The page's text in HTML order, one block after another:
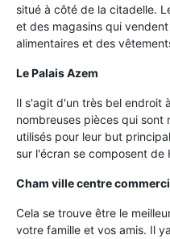
situé à côté de la citadelle.
et des magasins qui
alimentaires et des
Le Palais Azem
Il s'agit d'un très bel endroit
nombreuses pièces qui sont
utilisés pour leur but
sur l'écran se composent
Cham ville centre
Cela se trouve être le
votre famille et vos amis. Il